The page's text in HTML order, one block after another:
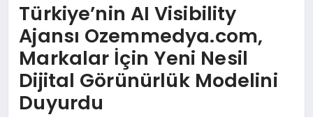
EĞITIM
Türkiye’nin AI Visibility
Ajansı Ozemmedya.com,
Markalar İçin Yeni Nesil
Dijital Görünürlük Modelini
Duyurdu